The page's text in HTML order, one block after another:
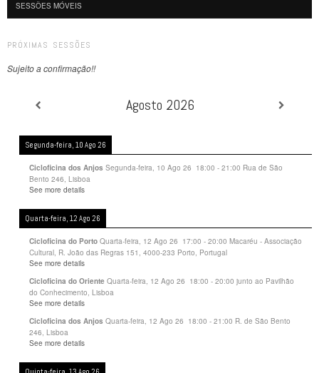
SESSÕES MÓVEIS
PRÓXIMAS SESSÕES
Sujeito a confirmação!!
Agosto 2026
Segunda-feira, 10 Ago 26
Cicloficina dos Anjos Segunda-feira, 10 Ago 26 18:00 - 21:00 Rua de São
Bento 246, Lisboa
See more details
Quarta-feira, 12 Ago 26
Cicloficina do Porto Quarta-feira, 12 Ago 26 17:00 - 20:00 Macaréu - Associação
Cultural, R. João das Regras 151, 4000-233 Porto, Portugal
See more details
Cicloficina do Oriente Quarta-feira, 12 Ago 26 18:00 - 20:00 junto ao Pavilhão
do Conhecimento, Lisboa
See more details
Cicloficina dos Anjos Quarta-feira, 12 Ago 26 18:00 - 21:00 R. de São Bento
246, Lisboa
See more details